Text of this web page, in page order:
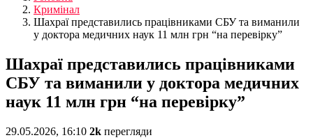
Кримінал
Шахраї представились працівниками СБУ та виманили
у доктора медичних наук 11 млн грн “на перевірку”
Шахраї представились працівниками
СБУ та виманили у доктора медичних
наук 11 млн грн “на перевірку”
29.05.2026, 16:10 2k перегляди